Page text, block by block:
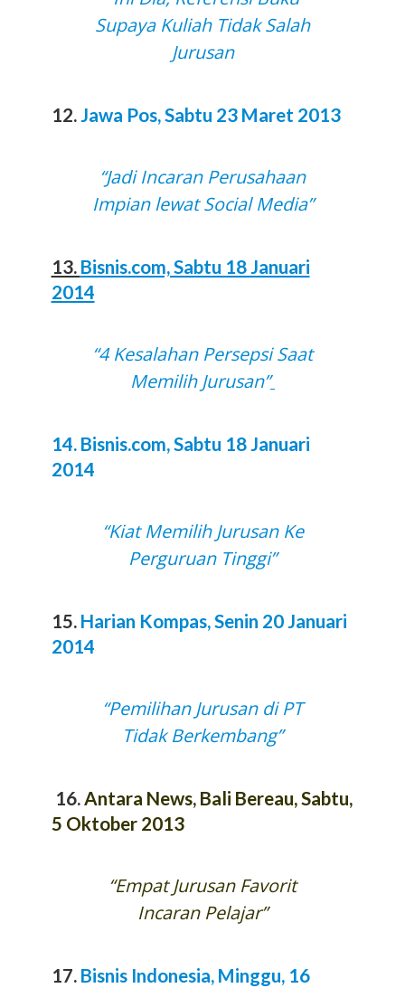
Supaya Kuliah Tidak Salah
Jurusan
12.Jawa Pos, Sabtu 23 Maret 2013
“Jadi Incaran Perusahaan
Impian lewat Social Media”
13. Bisnis.com, Sabtu 18 Januari
2014
“4 Kesalahan Persepsi Saat
Memilih Jurusan”
14. Bisnis.com, Sabtu 18 Januari
2014
“Kiat Memilih Jurusan Ke
Perguruan Tinggi”
15. Harian Kompas, Senin 20 Januari
2014
“Pemilihan Jurusan di PT
Tidak Berkembang”
16.Antara News, Bali Bereau, Sabtu,
5 Oktober 2013
“Empat Jurusan Favorit
Incaran Pelajar”
17. Bisnis Indonesia, Minggu, 16